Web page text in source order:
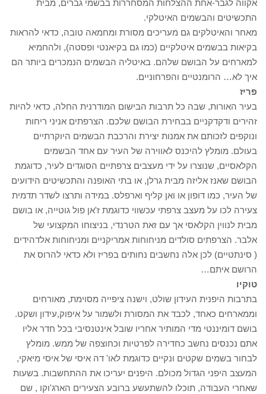
אקווה לגבר-אחת ההצלחות המסחררות בבשמי גברים, מבית
התכשיטים והבשמים האיטלקי.
מאחר והאיטלקים גם מעריכים מסורת ומחמאה טובה, כדאי להראות
בקיאות בבשמים איטלקיים (כמו גם בקיאנטי ופסטה), ולהחמיא
למארחים על הבושם שלהם. באיטליה הבשמים הנמכרים ביותר הם
איך לא… הרומנטיים והפרחוניים.
פריז
בעיר האורות, שבה כל תרבות הבישום המודרנית החלה, כדאי להיות
זהירים ודקדקניים בבחירת הבושם שלכם. הצרפתים אניני ריחות
ונוקפים לזכותם את אמנות יצירת והרכבת הבשמים היוקרתיים
בעולם. מומלץ להיכנס לאווירה של העיר עם אחד הבשמים
הקלאסיים, שנוצרו על ידי מעצבים צרפתיים הסוגדים לעיר, כדוגמת
הבושם שאנז אליזה מבית גרלן, או בתי האופנה והתכשיטים הידועים
של העיר, כמו דופון או ואן קליף וארפלס. במידה ותרצו לשדר תדמית
צעירה לכו על מעצב צרפתי עכשווי כדוגמת ז'אן פול גוטייה, או בושם
מבית לנווין הקלאסי אך עם זאת הטרנדי, בניצוחו המקצועי של
אלבר. הצרפתים סולדים מניחוחות אמריקניים ומניחוחות אלדהידים
( סינתטיים) לכן אלה נחשבים נחותים בפריז ולא כדאי להרוס את
הרושם איתם…
טוקיו
בתרבות היפנית העידון שולט, וישנה ציפייה מסוימת, מאורחים
וממארחים כאחד, לכבד את המסורת ולשמור על איפוק,עידון ושקט.
בושם דומיננטי מדי המותיר אחריו שובל אינטנסיבי בכל חדר אליו
אתם נכנסים נחשב כחדירה לפרטיות וכחוצפה של ממש. מומלץ
לבחור בשמים שקטים ונקיים כדוגמת לאו' דה איסי של איסי מיאקי,
המעצב היפני הגדול מכולם. היפנים יעריכו את ההתחשבות. בשעות
שאחרי העבודה, תוכלו להשתעשע ברובע הצעירים הארג'וקו , שם